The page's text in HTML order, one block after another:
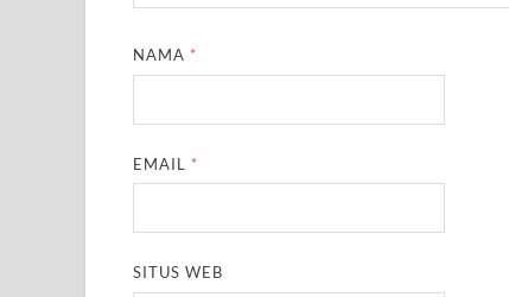
NAMA *
EMAIL *
SITUS WEB